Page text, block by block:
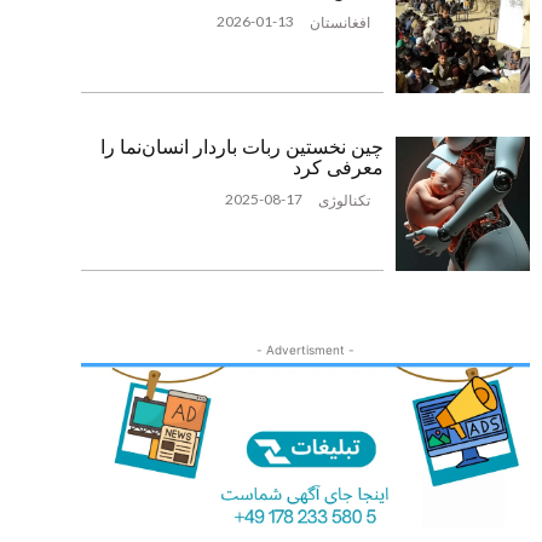
افغانستان 2026-01-13
چین نخستین ربات باردار انسان‌نما را
معرفی کرد
تکنالوژی 2025-08-17
- Advertisment -